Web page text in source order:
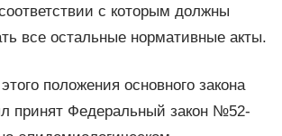
с которым должны
все остальные нормативные акты.
положения основного закона
принят Федеральный закон №52-